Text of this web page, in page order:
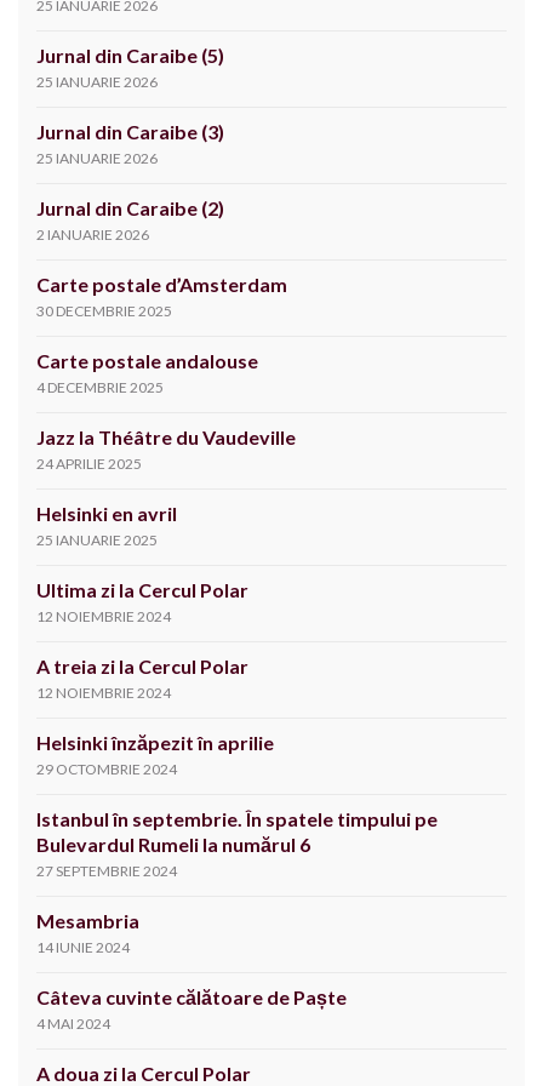
25 IANUARIE 2026
Jurnal din Caraibe (5)
25 IANUARIE 2026
Jurnal din Caraibe (3)
25 IANUARIE 2026
Jurnal din Caraibe (2)
2 IANUARIE 2026
Carte postale d’Amsterdam
30 DECEMBRIE 2025
Carte postale andalouse
4 DECEMBRIE 2025
Jazz la Théâtre du Vaudeville
24 APRILIE 2025
Helsinki en avril
25 IANUARIE 2025
Ultima zi la Cercul Polar
12 NOIEMBRIE 2024
A treia zi la Cercul Polar
12 NOIEMBRIE 2024
Helsinki înzăpezit în aprilie
29 OCTOMBRIE 2024
Istanbul în septembrie. În spatele timpului pe
Bulevardul Rumeli la numărul 6
27 SEPTEMBRIE 2024
Mesambria
14 IUNIE 2024
Câteva cuvinte călătoare de Paște
4 MAI 2024
A doua zi la Cercul Polar